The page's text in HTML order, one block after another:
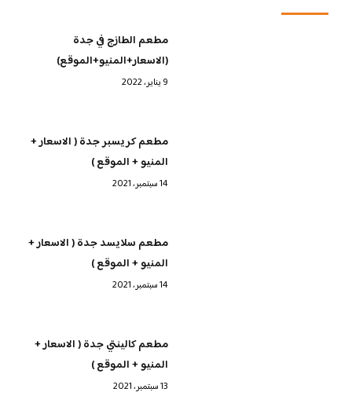
مطعم الطازج في جدة
(الاسعار+المنيو+الموقع)
9 يناير، 2022
مطعم كريسبر جدة ( الاسعار +
المنيو + الموقع )
14 سبتمبر، 2021
مطعم سلايسد جدة ( الاسعار +
المنيو + الموقع )
14 سبتمبر، 2021
مطعم كالينتي جدة ( الاسعار +
المنيو + الموقع )
13 سبتمبر، 2021